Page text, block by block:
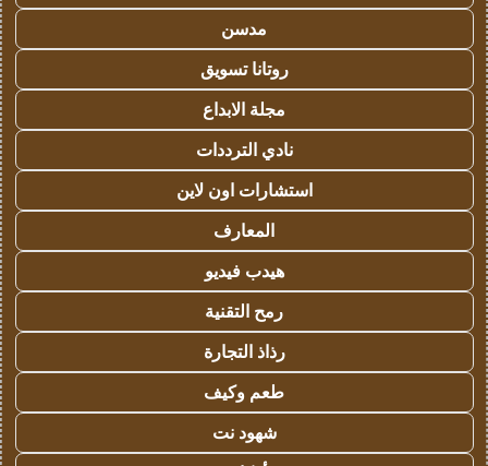
مدسن
روتانا تسويق
مجلة الابداع
نادي الترددات
استشارات اون لاين
المعارف
هيدب فيديو
رمح التقنية
رذاذ التجارة
طعم وكيف
شهود نت